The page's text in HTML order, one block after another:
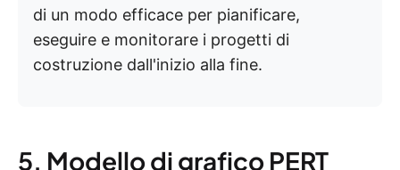
di un modo efficace per pianificare,
eseguire e monitorare i progetti di
costruzione dall'inizio alla fine.
5. Modello di grafico PERT